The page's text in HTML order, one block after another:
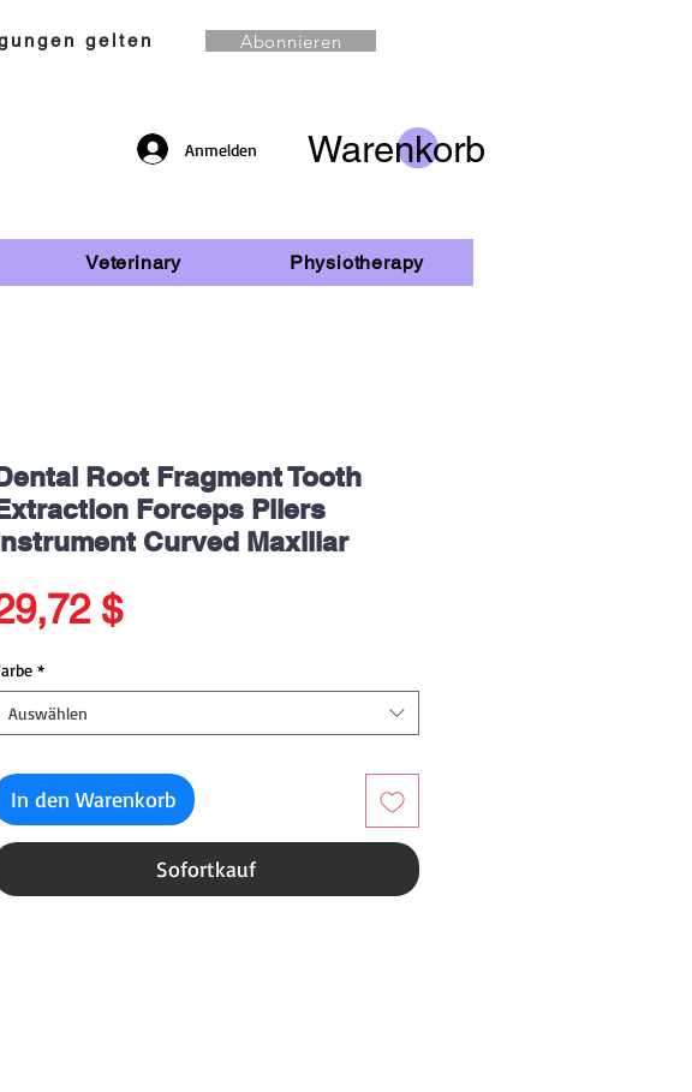
gelten Abonnieren
Anmelden Warenkorb
Veterinary Physiotherapy
Root Fragment Tooth
Forceps Pliers
Curved Maxillar
$Preis
*
Auswählen
In den Warenkorb
Sofortkauf